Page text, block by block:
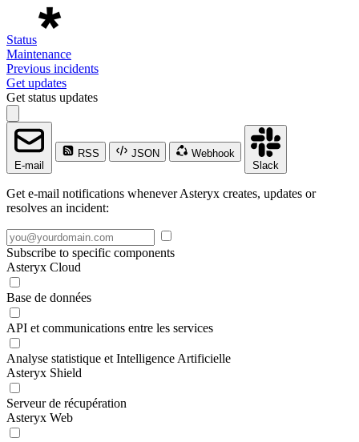
Status
Maintenance
Previous incidents
Get updates
Get status updates
E-mail
RSS JSON
Webhook
Slack
Get e-mail notifications whenever Asteryx creates, updates or
resolves an incident:
Subscribe to specific components
Asteryx Cloud
Base de données
API et communications entre les services
Analyse statistique et Intelligence Artificielle
Asteryx Shield
Serveur de récupération
Asteryx Web